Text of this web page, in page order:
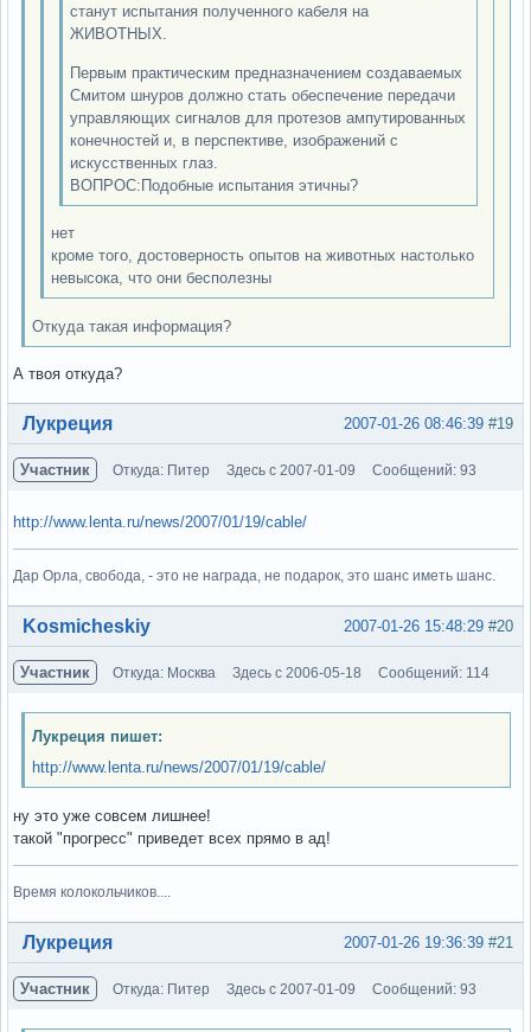
станут испытания полученного кабеля на
ЖИВОТНЫХ.
Первым практическим предназначением создаваемых
Смитом шнуров должно стать обеспечение передачи
управляющих сигналов для протезов ампутированных
конечностей и, в перспективе, изображений с
искусственных глаз.
ВОПРОС:Подобные испытания этичны?
нет
кроме того, достоверность опытов на животных настолько
невысока, что они бесполезны
Откуда такая информация?
А твоя откуда?
Вне форума #19
2007-01-26 08:46:39
Лукреция
Участник Откуда: Питер Здесь с 2007-01-09 Сообщений: 93
http://www.lenta.ru/news/2007/01/19/cable/
Дар Орла, свобода, - это не награда, не подарок, это шанс иметь шанс.
Вне форума #20
2007-01-26 15:48:29
Kosmicheskiy
Участник Откуда: Москва Здесь с 2006-05-18 Сообщений: 114
Лукреция пишет:
http://www.lenta.ru/news/2007/01/19/cable/
ну это уже совсем лишнее!
такой "прогресс" приведет всех прямо в ад!
Время колокольчиков....
Вне форума #21
2007-01-26 19:36:39
Лукреция
Участник Откуда: Питер Здесь с 2007-01-09 Сообщений: 93